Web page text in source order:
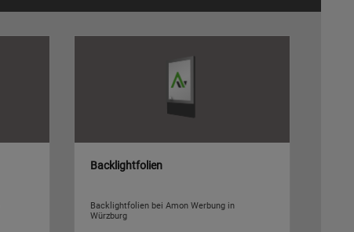
Backlightfolien
Backlightfolien bei Amon Werbung in
Würzburg